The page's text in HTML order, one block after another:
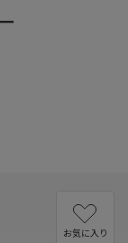
お気に入り